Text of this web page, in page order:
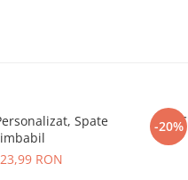
Perfectă pentru
Completă:
Spate
23,99 RON
-20%